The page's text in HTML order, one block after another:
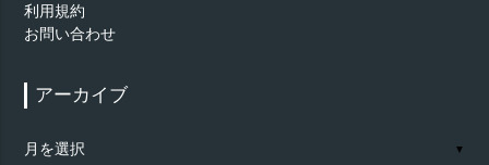
利用規約
お問い合わせ
アーカイブ
ー
▼